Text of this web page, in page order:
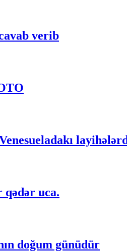
verib
qədər uca.
doğum günüdür